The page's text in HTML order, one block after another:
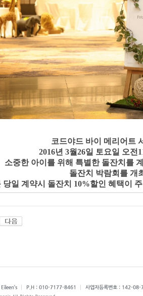
코드야드 바이 메리어트
2016년 3월26일 토요일 오전
소중한 아이를 위해 특별한 돌잔치를
돌잔치 박람회를 개
당일 계약시 돌잔치 10%할인 혜택이